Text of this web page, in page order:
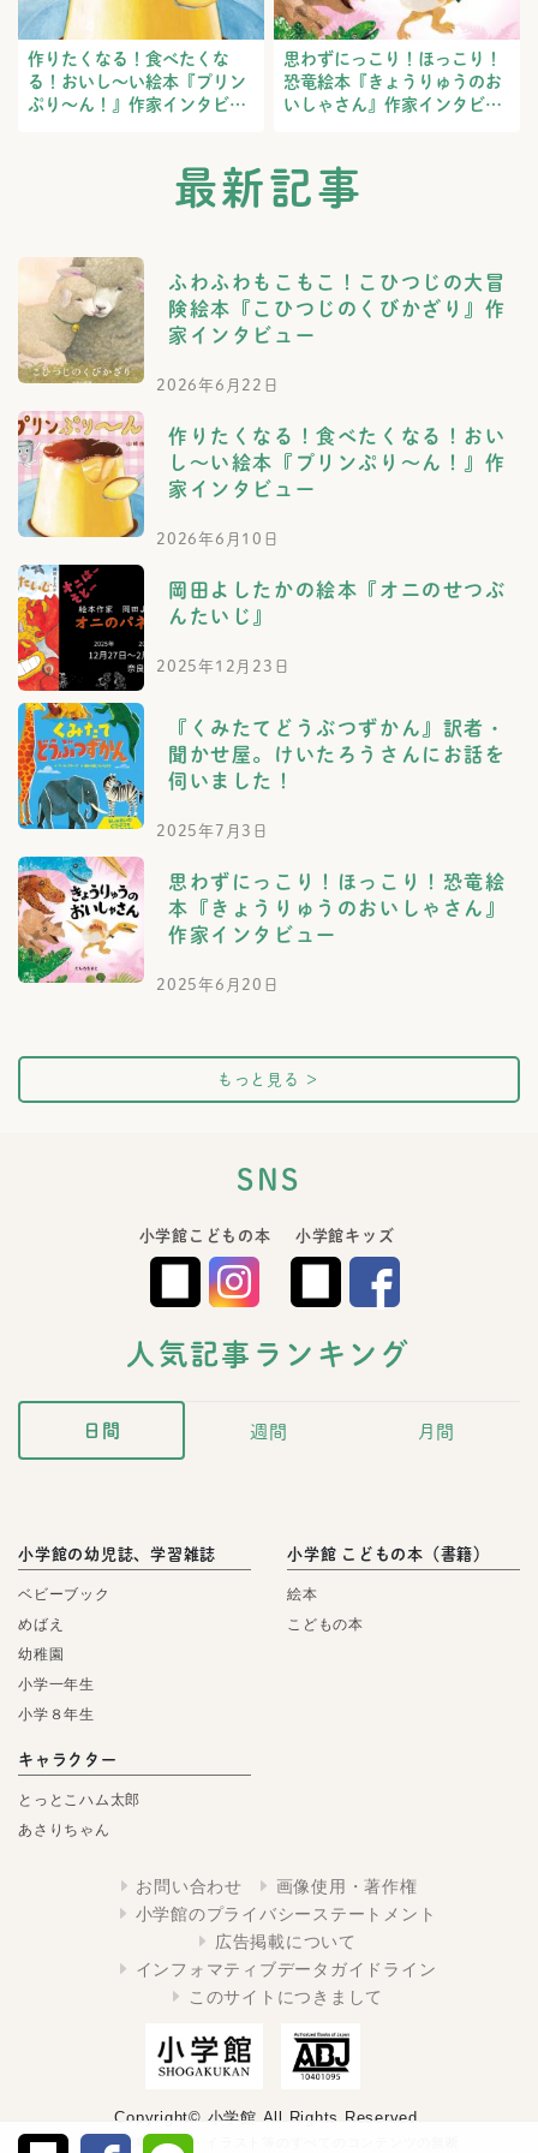
作りたくなる！食べたくな
る！おいし～い絵本『プリン
ぷり～ん！』作家インタビュ
思わずにっこり！ほっこり！
恐竜絵本『きょうりゅうのお
いしゃさん』作家インタビュ
最新記事
ふわふわもこもこ！こひつじの大冒
険絵本『こひつじのくびかざり』作
家インタビュー
2026年6月22日
作りたくなる！食べたくなる！おい
し～い絵本『プリンぷり～ん！』作
家インタビュー
2026年6月10日
岡田よしたかの絵本『オニのせつぶ
んたいじ』
2025年12月23日
『くみたてどうぶつずかん』訳者・
聞かせ屋。けいたろうさんにお話を
伺いました！
2025年7月3日
思わずにっこり！ほっこり！恐竜絵
本『きょうりゅうのおいしゃさん』
作家インタビュー
2025年6月20日
もっと見る ＞
SNS
小学館こどもの本 小学館キッズ
人気記事ランキング
日間 週間 月間
小学館の幼児誌、学習雑誌
ベビーブック
めばえ
幼稚園
小学一年生
小学８年生
小学館 こどもの本（書籍）
絵本
こどもの本
キャラクター
とっとこハム太郎
あさりちゃん
お問い合わせ
画像使用・著作権
小学館のプライバシーステートメント
広告掲載について
インフォマティブデータガイドライン
このサイトにつきまして
Copyright© 小学館 All Rights Reserved.
掲載の記事・写真・イラスト等のすべてのコンテンツの無断